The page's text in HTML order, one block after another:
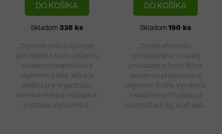
DO KOŠÍKA
Skladom 338 ks
Zrýchlite prácu vo svojej
prevádzke s touto zelenou
skosenou prepravkou s
objemom 3 litre, ktorá je
ideálna pre organizáciu
stredne veľkých súčiastok
a náradia. Vyrobená z...
DO KOŠÍKA
Skladom 190 ks
Zvýšte efektivitu
vychystávania vo vašej
prevádzke s touto žltou
skosenou prepravkou s
objemom 3 litre. Vyrobená
z kvalitného PP plastu s
nosnosťou 5 kg, slúži ako...